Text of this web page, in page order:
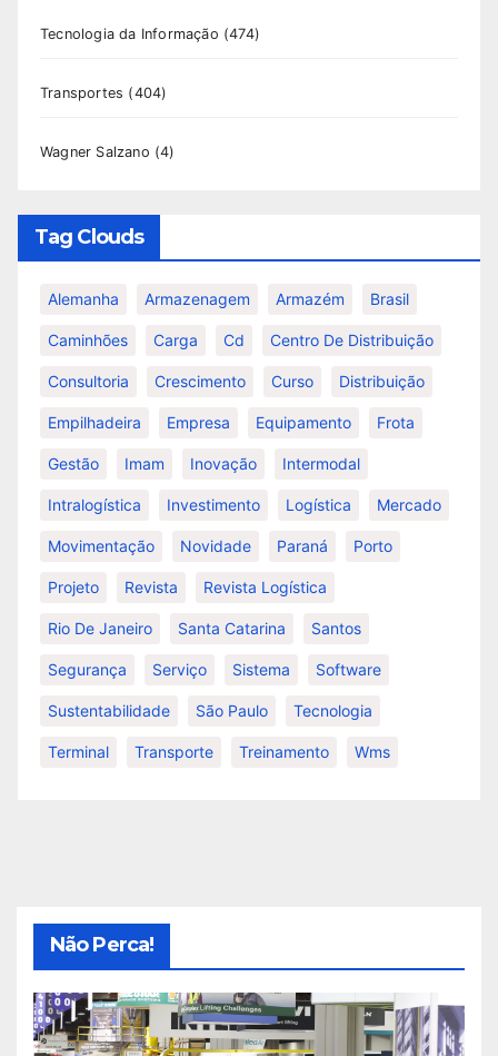
Tecnologia da Informação (474)
Transportes (404)
Wagner Salzano (4)
Tag Clouds
Alemanha Armazenagem Armazém Brasil
Caminhões Carga Cd Centro De Distribuição
Consultoria Crescimento Curso Distribuição
Empilhadeira Empresa Equipamento Frota
Gestão Imam Inovação Intermodal
Intralogística Investimento Logística Mercado
Movimentação Novidade Paraná Porto
Projeto Revista Revista Logística
Rio De Janeiro Santa Catarina Santos
Segurança Serviço Sistema Software
Sustentabilidade São Paulo Tecnologia
Terminal Transporte Treinamento Wms
Não Perca!